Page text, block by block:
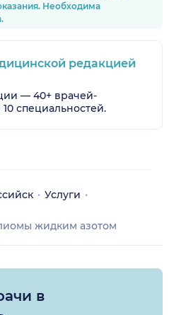
Необходима
редакцией
— 40+ врачей-
специальностей.
Услуги
жидким азотом
в